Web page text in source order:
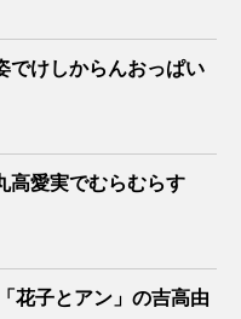
でけしからんおっぱい
高愛実でむらむらす
花子とアン」の吉高由